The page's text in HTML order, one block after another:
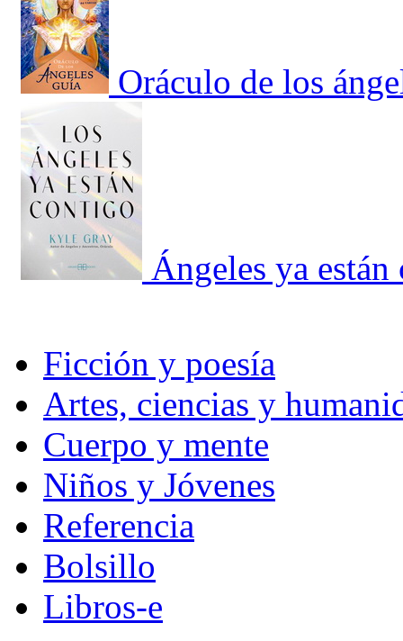
Oráculo de los
Ángeles ya
Ficción y poesía
Artes, ciencias y
Cuerpo y mente
Niños y Jóvenes
Referencia
Bolsillo
Libros-e